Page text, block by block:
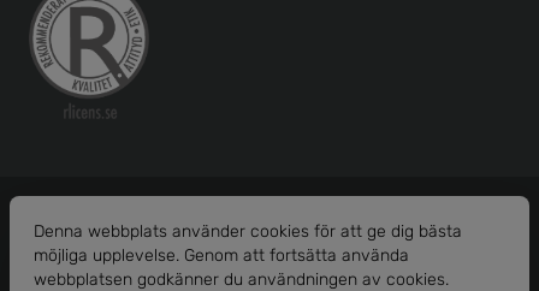
Org. nr: 556586-1456
Denna webbplats använder cookies för att ge dig bästa
möjliga upplevelse. Genom att fortsätta använda
webbplatsen godkänner du användningen av cookies.